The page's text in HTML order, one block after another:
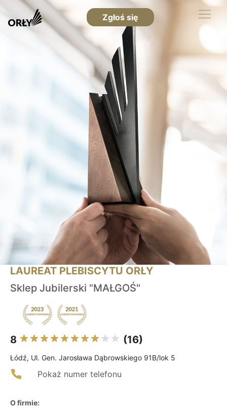
Zgłoś się
LAUREAT PLEBISCYTU ORŁY
Sklep Jubilerski "MAŁGOŚ"
8 (16)
Łódź, Ul. Gen. Jarosława Dąbrowskiego 91B/lok 5
Pokaż numer telefonu
O firmie: